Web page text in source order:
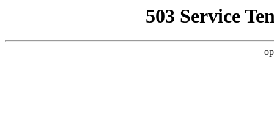
503 Service